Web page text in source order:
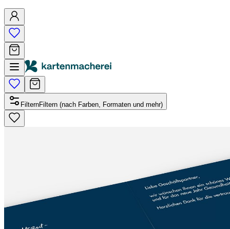
FilternFiltern (nach Farben, Formaten und mehr)